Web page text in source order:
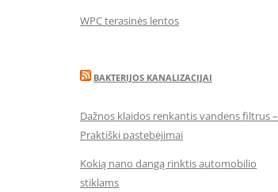
WPC terasinės lentos
BAKTERIJOS KANALIZACIJAI
Dažnos klaidos renkantis vandens filtrus –
Praktiški pastebėjimai
Kokią nano dangą rinktis automobilio
stiklams